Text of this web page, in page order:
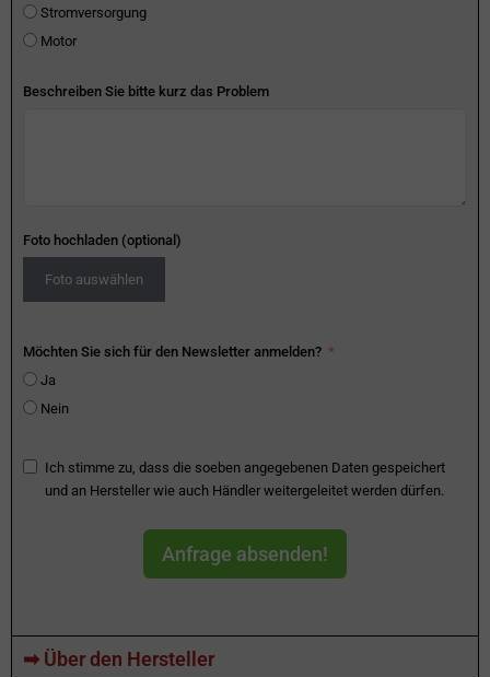
Stromversorgung
Motor
Beschreiben Sie bitte kurz das Problem
Foto hochladen (optional)
Foto auswählen
Möchten Sie sich für den Newsletter anmelden?
Ja
Nein
Ich stimme zu, dass die soeben angegebenen Daten gespeichert
und an Hersteller wie auch Händler weitergeleitet werden dürfen.
Anfrage absenden!
➡ Über den Hersteller